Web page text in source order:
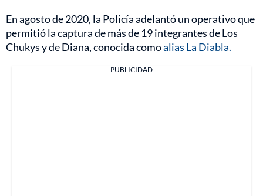
En agosto de 2020, la Policía adelantó un operativo que
permitió la captura de más de 19 integrantes de Los
Chukys y de Diana, conocida comoalias La Diabla.
PUBLICIDAD